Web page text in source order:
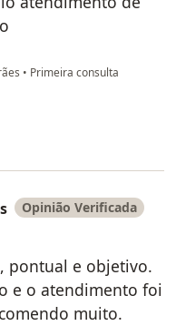
• Primeira consulta
Opinião Verificada
pontual e objetivo.
e o atendimento foi
muito.